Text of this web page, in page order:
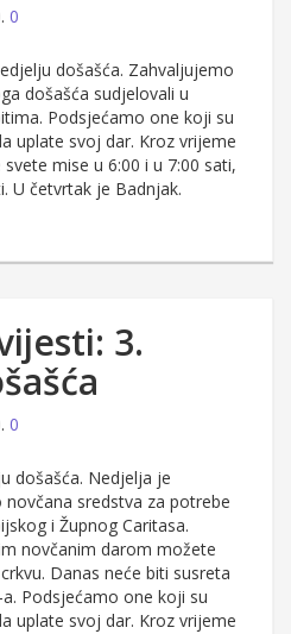
0
došašća. Zahvaljujemo
došašća sudjelovali u
Podsjećamo one koji su
uplate svoj dar. Kroz vrijeme
mise u 6:00 i u 7:00 sati,
U četvrtak je Badnjak.
3.
0
došašća. Nedjelja je
sredstva za potrebe
i Župnog Caritasa.
novčanim darom možete
Danas neće biti susreta
Podsjećamo one koji su
uplate svoj dar. Kroz vrijeme